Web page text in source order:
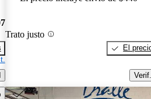
Trato justo
El
este Aviso